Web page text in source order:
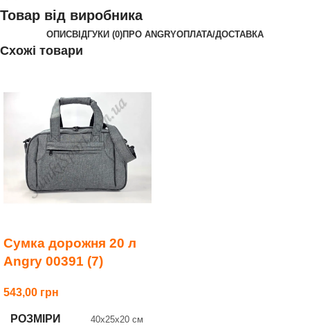
Товар від виробника
ОПИСВІДГУКИ (0)ПРО ANGRYОПЛАТА/ДОСТАВКА
Схожі товари
Сумка дорожня 20 л
Angry 00391 (7)
543,00
РОЗМІРИ 40x25x20 см